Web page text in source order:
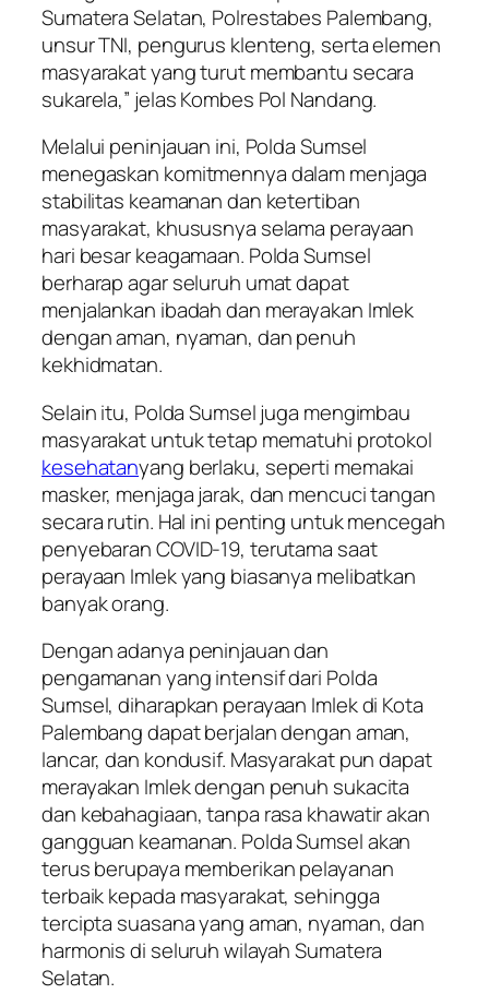
Sumatera Selatan, Polrestabes Palembang,
unsur TNI, pengurus klenteng, serta elemen
masyarakat yang turut membantu secara
sukarela,” jelas Kombes Pol Nandang.
Melalui peninjauan ini, Polda Sumsel
menegaskan komitmennya dalam menjaga
stabilitas keamanan dan ketertiban
masyarakat, khususnya selama perayaan
hari besar keagamaan. Polda Sumsel
berharap agar seluruh umat dapat
menjalankan ibadah dan merayakan Imlek
dengan aman, nyaman, dan penuh
kekhidmatan.
Selain itu, Polda Sumsel juga mengimbau
masyarakat untuk tetap mematuhi protokol
kesehatanyang berlaku, seperti memakai
masker, menjaga jarak, dan mencuci tangan
secara rutin. Hal ini penting untuk mencegah
penyebaran COVID-19, terutama saat
perayaan Imlek yang biasanya melibatkan
banyak orang.
Dengan adanya peninjauan dan
pengamanan yang intensif dari Polda
Sumsel, diharapkan perayaan Imlek di Kota
Palembang dapat berjalan dengan aman,
lancar, dan kondusif. Masyarakat pun dapat
merayakan Imlek dengan penuh sukacita
dan kebahagiaan, tanpa rasa khawatir akan
gangguan keamanan. Polda Sumsel akan
terus berupaya memberikan pelayanan
terbaik kepada masyarakat, sehingga
tercipta suasana yang aman, nyaman, dan
harmonis di seluruh wilayah Sumatera
Selatan.